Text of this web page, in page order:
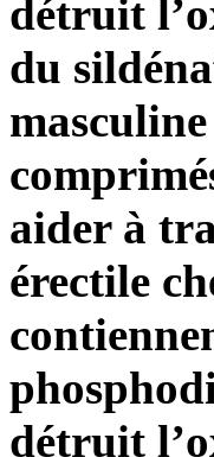
détruit
du
aider à
érectile
détruit